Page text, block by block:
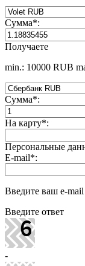
Сумма*:
Получаете
min.: 10000 RUB
Сумма*:
На карту*:
Персональные
E-mail*:
Введите ваш e-mail
Введите ответ
-